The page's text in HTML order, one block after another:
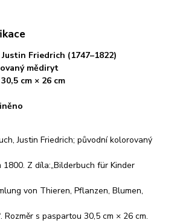
Friedrich (1747–1822)
mědiryt
30,5 cm × 26 cm
Justin Friedrich; původní kolorovaný
Z díla:„Bilderbuch für Kinder
von Thieren, Pflanzen, Blumen,
Rozměr s paspartou 30,5 cm × 26 cm.